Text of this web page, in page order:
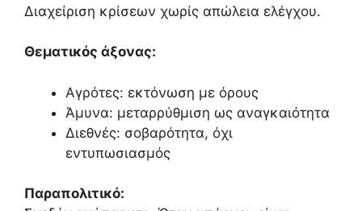
Διαχείριση κρίσεων χωρίς απώλεια ελέγχου.
Θεματικός άξονας:
Αγρότες: εκτόνωση με όρους
Άμυνα: μεταρρύθμιση ως αναγκαιότητα
Διεθνές: σοβαρότητα, όχι
εντυπωσιασμός
Παραπολιτικό: